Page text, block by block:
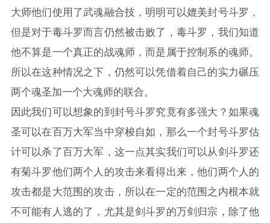
大师他们使用了武魂融合技，明明可以媲美封号斗罗，
但是对于毒斗罗而言仍然被击败了，毒斗罗，我们知道
他不算是一个真正的战魂师，而是属于控制系的魂师。
所以在这种情况之下，仍然可以凭借着自己的实力碾压
两个魂圣加一个大魂师的联合。
因此我们可以想象的到封号斗罗究竟有多强大？如果魂
圣可以在百万大军当中穿梭自如，那么一个封号斗罗估
计可以杀了百万大军，这一点其实我们可以从剑斗罗还
有菊斗罗他们两个人的攻击来看得出来，他们两个人的
攻击都是大范围的攻击，所以在一定的范围之内根本就
不可能有人逃的了，尤其是剑斗罗的万剑归宗，除了他